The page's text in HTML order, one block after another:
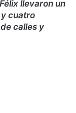
llevaron un
cuatro
calles y